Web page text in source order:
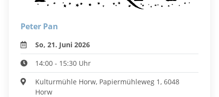
Peter Pan
So, 21. Juni 2026
14:00 - 15:30 Uhr
Kulturmühle Horw, Papiermühleweg 1, 6048
Horw